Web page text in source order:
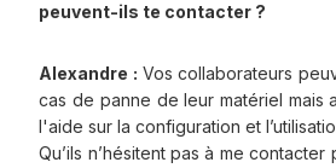
peuvent-ils te contacter ?
Alexandre : Vos collaborateurs
cas de panne de leur matériel mais
l'aide sur la configuration et
Qu’ils n’hésitent pas à me